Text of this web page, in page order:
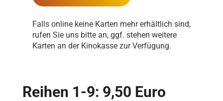
Falls online keine Karten mehr erhältlich sind,
rufen Sie uns bitte an, ggf. stehen weitere
Karten an der Kinokasse zur Verfügung.
Reihen 1-9: 9,50 Euro